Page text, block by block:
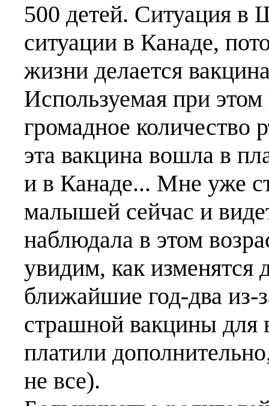
500 детей. Ситуация в
ситуации в Канаде,
жизни делается
Используемая при
громадное количество
эта вакцина вошла в
и в Канаде... Мне уже
малышей сейчас и
наблюдала в этом
увидим, как изменятся
ближайшие год-два из-
страшной вакцины для
платили
не все).